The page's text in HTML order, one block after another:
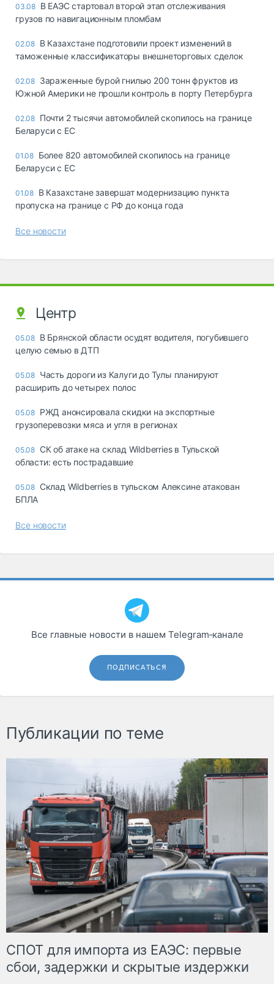
03.08 В ЕАЭС стартовал второй этап отслеживания
грузов по навигационным пломбам
02.08 В Казахстане подготовили проект изменений в
таможенные классификаторы внешнеторговых сделок
02.08 Зараженные бурой гнилью 200 тонн фруктов из
Южной Америки не прошли контроль в порту Петербурга
02.08 Почти 2 тысячи автомобилей скопилось на границе
Беларуси с ЕС
01.08 Более 820 автомобилей скопилось на границе
Беларуси с ЕС
01.08 В Казахстане завершат модернизацию пункта
пропуска на границе с РФ до конца года
Все новости
Центр
05.08 В Брянской области осудят водителя, погубившего
целую семью в ДТП
05.08 Часть дороги из Калуги до Тулы планируют
расширить до четырех полос
05.08 РЖД анонсировала скидки на экспортные
грузоперевозки мяса и угля в регионах
05.08 СК об атаке на склад Wildberries в Тульской
области: есть пострадавшие
05.08 Склад Wildberries в тульском Алексине атакован
БПЛА
Все новости
Все главные новости в нашем Telegram‑канале
ПОДПИСАТЬСЯ
Публикации по теме
СПОТ для импорта из ЕАЭС: первые
сбои, задержки и скрытые издержки